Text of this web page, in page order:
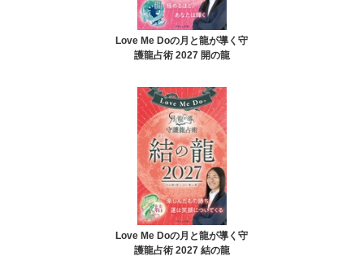
Love Me Doの月と龍が導く守
護龍占術 2027 開の龍
Love Me Doの月と龍が導く守
護龍占術 2027 結の龍